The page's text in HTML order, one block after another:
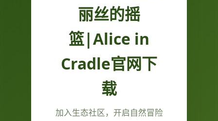
丽丝的摇
篮|Alice in
Cradle官网下
载
加入生态社区，开启自然冒险